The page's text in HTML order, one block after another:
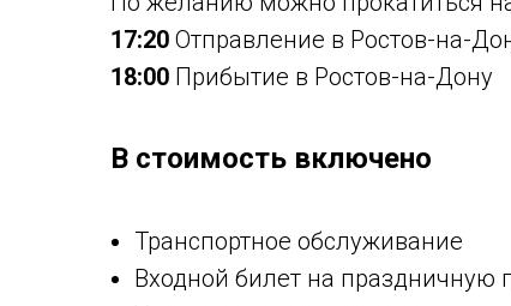
17:20 Отправление в Ростов-на-
18:00 Прибытие в Ростов-на-Дону
В стоимость включено
Транспортное обслуживание
Входной билет на праздничную